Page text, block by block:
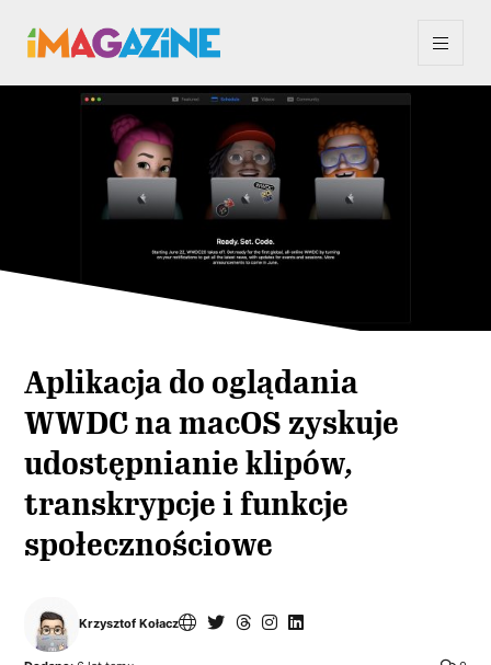
Aplikacja do oglądania
WWDC na macOS zyskuje
udostępnianie klipów,
transkrypcje i funkcje
społecznościowe
Krzysztof Kołacz